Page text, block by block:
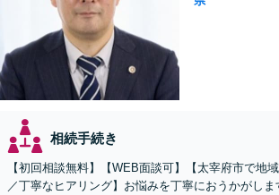
相続手続き
【初回相談無料】【WEB面談可】【太宰府市で地
／丁寧なヒアリング】お悩みを丁寧におうかがし